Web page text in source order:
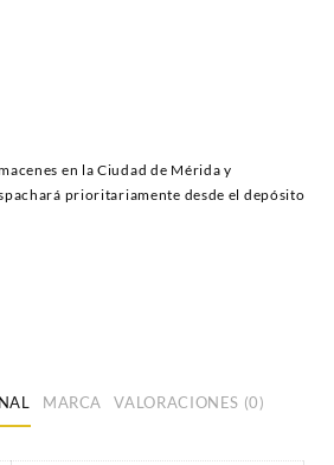
en la Ciudad de Mérida y
prioritariamente desde el depósito
MARCA VALORACIONES (0)